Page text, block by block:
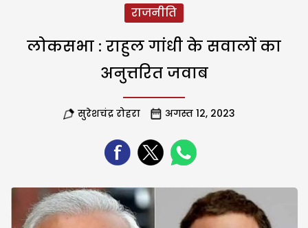
राजनीति
लोकसभा : राहुल गांधी के सवालों का
अनुत्तरित जवाब
सुरेशचंद्र रोहरा अगस्त 12, 2023